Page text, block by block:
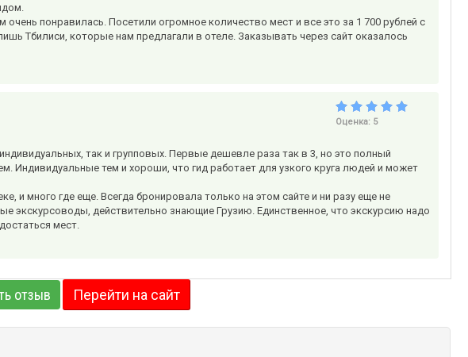
понравилась. Посетили огромное количество мест и все это за 1 700 рублей с
Тбилиси, которые нам предлагали в отеле. Заказывать через сайт оказалось
Оценка: 5
так и групповых. Первые дешевле раза так в 3, но это полный
Индивидуальные тем и хороши, что гид работает для узкого круга людей и может
и много где еще. Всегда бронировала только на этом сайте и ни разу еще не
экскурсоводы, действительно знающие Грузию. Единственное, что экскурсию надо
мест.
отзыв Перейти на сайт